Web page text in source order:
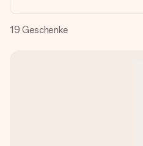
19 Geschenke